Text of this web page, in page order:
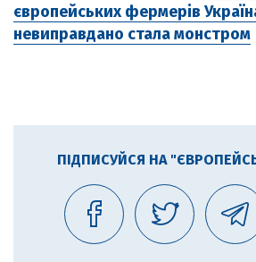
європейських фермерів
невиправдано стала монстром
ПІДПИСУЙСЯ НА